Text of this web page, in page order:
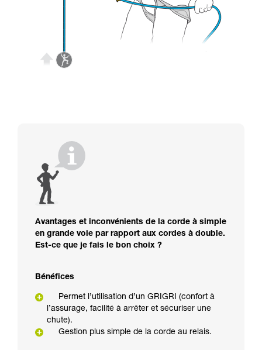
Avantages et inconvénients de la corde à simple
en grande voie par rapport aux cordes à double.
Est-ce que je fais le bon choix ?
Bénéfices
Permet l’utilisation d’un GRIGRI (confort à
l’assurage, facilité à arrêter et sécuriser une
chute).
Gestion plus simple de la corde au relais.